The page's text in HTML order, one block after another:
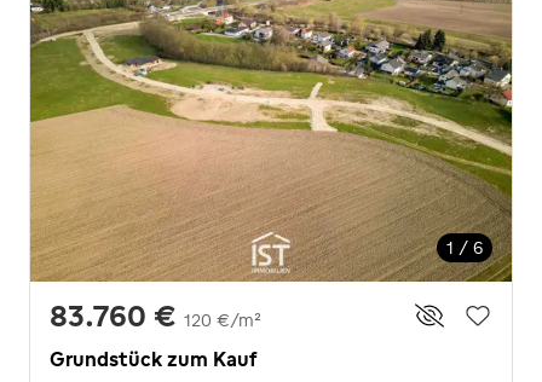
1 / 6
83.760 € 120 €/m²
Grundstück zum Kauf